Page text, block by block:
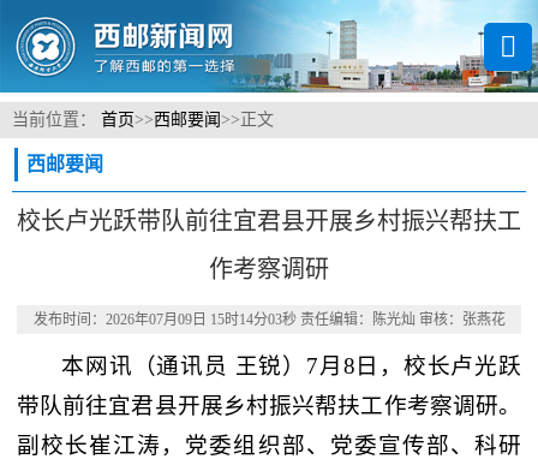
当前位置： 首页>>西邮要闻 >> 正文
西邮要闻
校长卢光跃带队前往宜君县开展乡村振兴帮扶工
作考察调研
发布时间：2026年07月09日 15时14分03秒 责任编辑：陈光灿 审核：张燕花
本网讯 （通讯员 王锐） 7月8日，校长卢光跃
带队前往宜君县开展乡村振兴帮扶工作考察调研。
副校长崔江涛，党委组织部、党委宣传部、科研